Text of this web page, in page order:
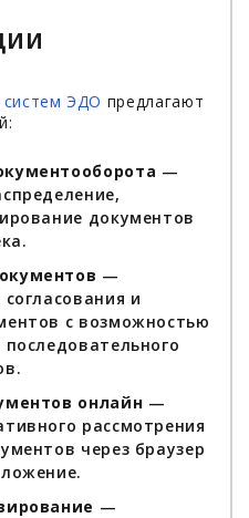
систем ЭДО предлагают
—
документов
—
и
с возможностью
онлайн —
рассмотрения
через браузер
—